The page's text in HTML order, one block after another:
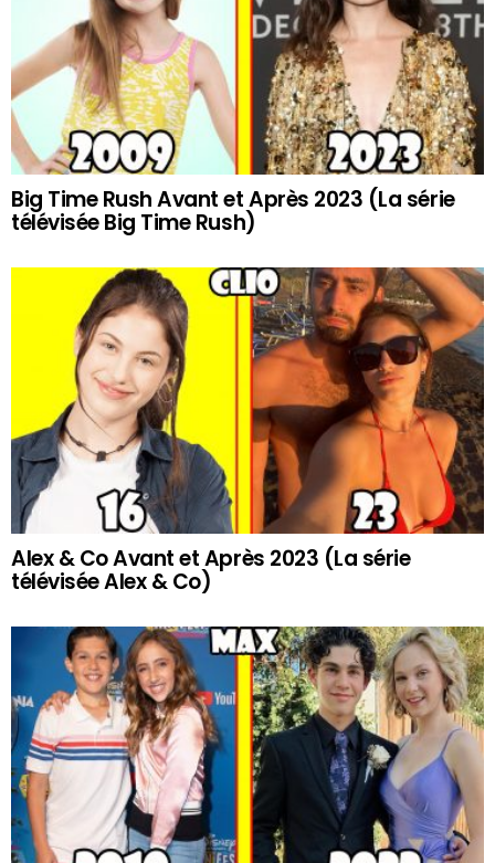
Big Time Rush Avant et Après 2023 (La série
télévisée Big Time Rush)
Alex & Co Avant et Après 2023 (La série
télévisée Alex & Co)